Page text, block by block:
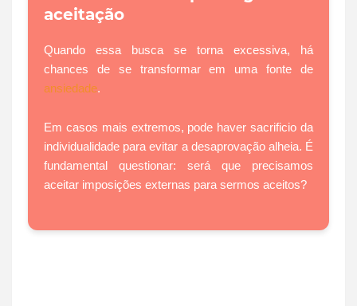
aceitação
Quando essa busca se torna excessiva, há
chances de se transformar em uma fonte de
ansiedade.
Em casos mais extremos, pode haver sacrificio da
individualidade para evitar a desaprovação alheia. É
fundamental questionar: será que precisamos
aceitar imposições externas para sermos aceitos?